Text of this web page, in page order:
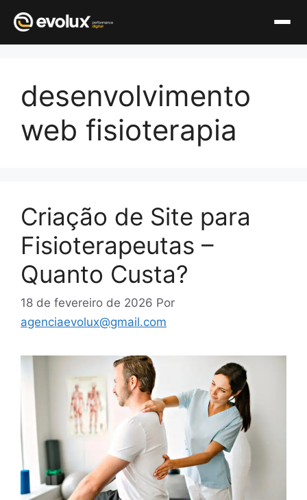
conteúdo
desenvolvimento
web fisioterapia
Criação de Site para
Fisioterapeutas –
Quanto Custa?
18 de fevereiro de 2026 Por
agenciaevolux@gmail.com